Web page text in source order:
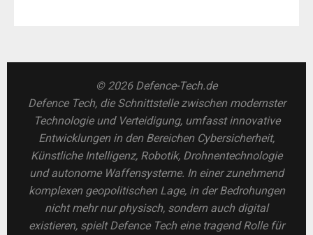
© 2026 Defence-Tech.de
Defence Tech, die Schnittstelle zwischen modernster
Technologie und Verteidigung, umfasst innovative
Entwicklungen in den Bereichen Cybersicherheit,
Künstliche Intelligenz, Robotik, Drohnentechnologie
und autonome Waffensysteme. In einer zunehmend
komplexen geopolitischen Lage, in der Bedrohungen
nicht mehr nur physisch, sondern auch digital
existieren, spielt Defence Tech eine tragend Rolle für